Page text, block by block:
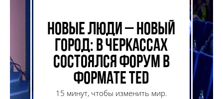
Новые люди – новый
город: в Черкассах
состоялся форум в
формате TED
15 минут, чтобы изменить мир.